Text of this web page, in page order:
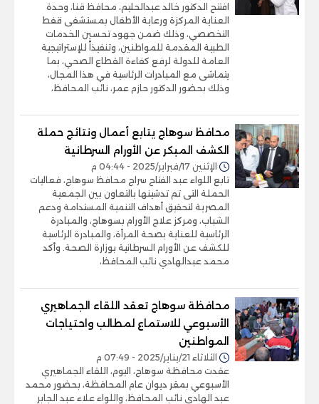
افتتح الدكتور خالد عبدالحليم، محافظ قنا، وحدة
العناية المركزة ورعاية الأطفال بمستشفى قفط
التخصصي، وذلك ضمن جهود تحسين الخدمات
الطبية المقدمة للمواطنين، وتنفيذاً للإستراتيجية
العامة للدولة لرفع كفاءة القطاع الصحي، بما
يتماشى مع المبادرات الرئاسية في هذا المجال،
وذلك بحضور الدكتور حازم عمر، نائب المحافظ،
محافظ سوهاج يتابع أعمال ونتائج حملة
الكشف المبكر عن الأورام السرطانية
الإثنين 17/فبراير/2025 - 04:44 م
تابع اللواء عبد الفتاح سراج محافظ سوهاج، فعاليات
الحملة التى تم تدشينها بالتعاون بين الجمعية
المصرية لتحقيق أهداف التنمية المستدامة ودعم
الشباب، ومركز علاج الأورام بسوهاج، والمبادرة
الرئاسية للعناية بصحة المرأة، والمبادرة الرئاسية
للكشف عن الأورام السرطانية بوزارة الصحة. وأكد
محمد عبدالهادي نائب المحافظ،
محافظة سوهاج تعقد اللقاء الجماهيري
الأسبوعي للاستماع لمطالب واحتياجات
المواطنين
الثلاثاء 21/يناير/2025 - 07:49 م
عقدت محافظة سوهاج، اليوم، اللقاء الجماهيري
الأسبوعي بمقر ديوان عام المحافظة، بحضور محمد
عبد الهادي نائب المحافظ، واللواء علاء عبد الجابر